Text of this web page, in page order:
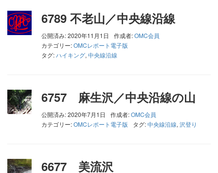
6789 不老山／中央線沿線
公開済み: 2020年11月1日 作成者:OMC会員
カテゴリー:OMCレポート電子版
タグ:ハイキング, 中央線沿線
6757 麻生沢／中央沿線の山
公開済み: 2020年7月1日 作成者:OMC会員
カテゴリー:OMCレポート電子版 タグ:中央線沿線, 沢登り
6677 美流沢